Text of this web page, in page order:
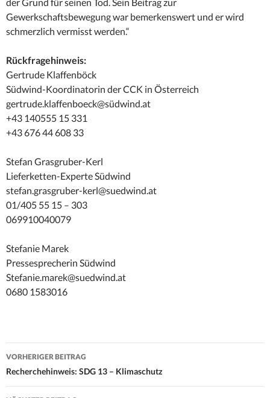
der Grund für seinen Tod. Sein Beitrag zur
Gewerkschaftsbewegung war bemerkenswert und er wird
schmerzlich vermisst werden.“
Rückfragehinweis:
Gertrude Klaffenböck
Südwind-Koordinatorin der CCK in Österreich
gertrude.klaffenboeck@südwind.at
+43 140555 15 331
+43 676 44 608 33
Stefan Grasgruber-Kerl
Lieferketten-Experte Südwind
stefan.grasgruber-kerl@suedwind.at
01/405 55 15 – 303
069910040079
Stefanie Marek
Pressesprecherin Südwind
Stefanie.marek@suedwind.at
0680 1583016
Beitrags-
Navigation
VORHERIGER BEITRAG
Recherchehinweis: SDG 13 – Klimaschutz